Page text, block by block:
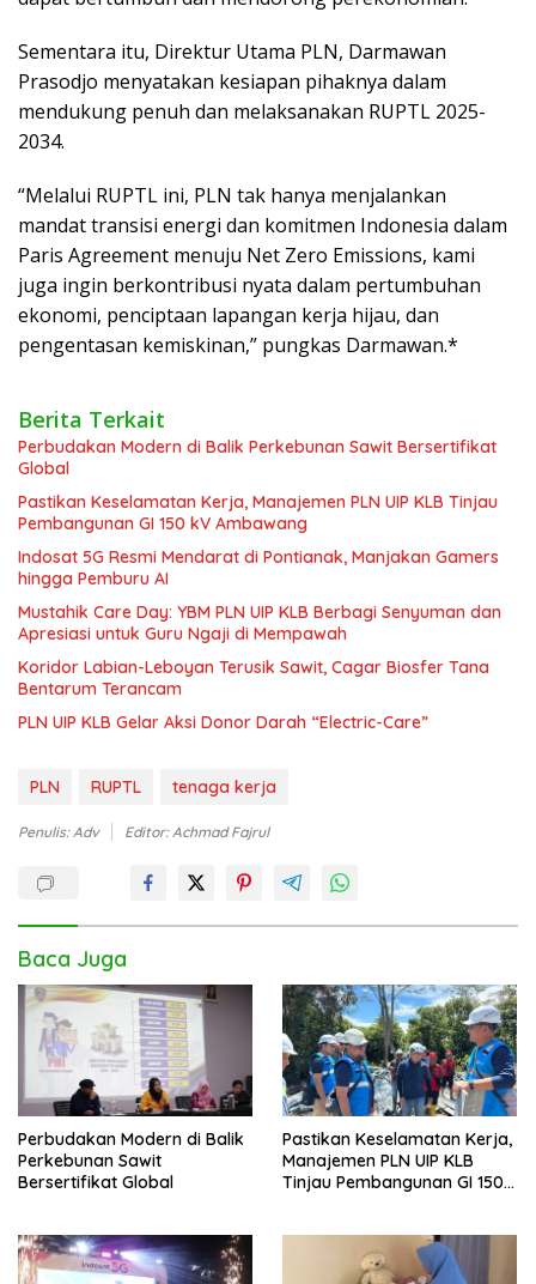
Sementara itu, Direktur Utama PLN, Darmawan
Prasodjo menyatakan kesiapan pihaknya dalam
mendukung penuh dan melaksanakan RUPTL 2025-
2034.
“Melalui RUPTL ini, PLN tak hanya menjalankan
mandat transisi energi dan komitmen Indonesia dalam
Paris Agreement menuju Net Zero Emissions, kami
juga ingin berkontribusi nyata dalam pertumbuhan
ekonomi, penciptaan lapangan kerja hijau, dan
pengentasan kemiskinan,” pungkas Darmawan.*
Berita Terkait
Perbudakan Modern di Balik Perkebunan Sawit Bersertifikat
Global
Pastikan Keselamatan Kerja, Manajemen PLN UIP KLB Tinjau
Pembangunan GI 150 kV Ambawang
Indosat 5G Resmi Mendarat di Pontianak, Manjakan Gamers
hingga Pemburu AI
Mustahik Care Day: YBM PLN UIP KLB Berbagi Senyuman dan
Apresiasi untuk Guru Ngaji di Mempawah
Koridor Labian-Leboyan Terusik Sawit, Cagar Biosfer Tana
Bentarum Terancam
PLN UIP KLB Gelar Aksi Donor Darah “Electric-Care”
PLN RUPTL tenaga kerja
Penulis: Adv Editor: Achmad Fajrul
Baca Juga
Perbudakan Modern di Balik
Perkebunan Sawit
Bersertifikat Global
Pastikan Keselamatan Kerja,
Manajemen PLN UIP KLB
Tinjau Pembangunan GI 150